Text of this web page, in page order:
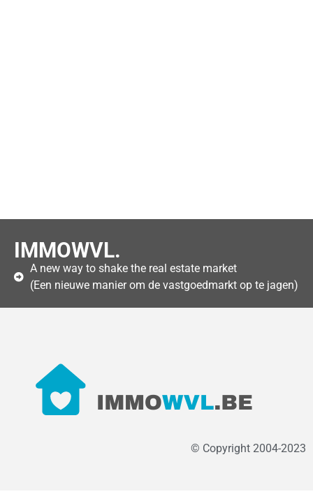
IMMOWVL.
A new way to shake the real estate market
(Een nieuwe manier om de vastgoedmarkt op te jagen)
© Copyright 2004-2023